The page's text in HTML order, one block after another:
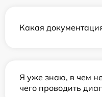
Какая
Я уже знаю, в чем
чего проводить